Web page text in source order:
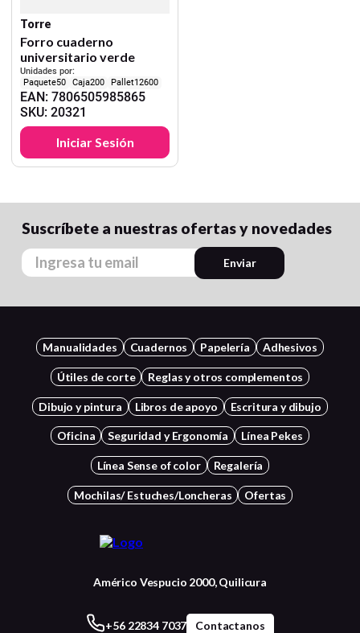
Torre
Forro cuaderno
universitario verde
Unidades por:
50
200 12600
EAN:7806505985865
SKU:20321
Iniciar Sesión
Suscríbete a nuestras ofertas y novedades
Enviar
Manualidades Cuadernos Papelería Adhesivos
Útiles de corte Reglas y otros complementos
Dibujo y pintura Libros de apoyo Escritura y dibujo
Oficina Seguridad y Ergonomía Línea Pekes
Línea Sense of color Regalería
Mochilas/ Estuches/Loncheras Ofertas
Américo Vespucio 2000, Quilicura
+56 22834 7037 Contactanos